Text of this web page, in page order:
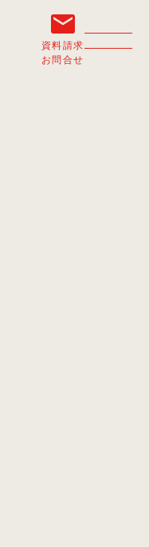
資料請求
お問合せ